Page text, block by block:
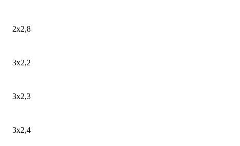
2х2,8
3х2,2
3х2,3
3х2,4